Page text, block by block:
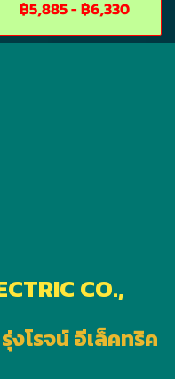
฿5,885-฿6,330
CO.,
งโรจน์ อีเล็คทริค